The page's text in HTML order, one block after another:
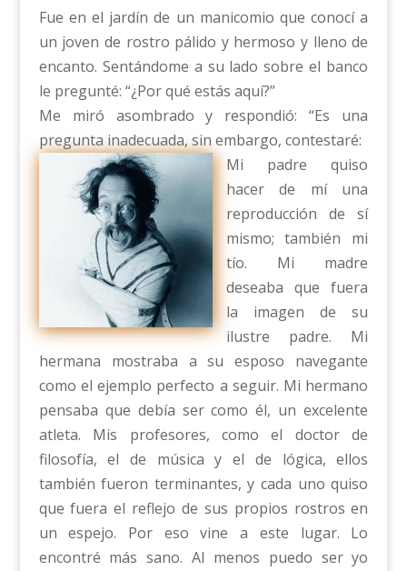
Fue en el jardín de un manicomio que conocí a
un joven de rostro pálido y hermoso y lleno de
encanto. Sentándome a su lado sobre el banco
le pregunté: “¿Por qué estás aquí?”
Me miró asombrado y respondió: “Es una
pregunta inadecuada, sin embargo, contestaré:
Mi padre quiso
hacer de mí una
reproducción de sí
mismo; también mi
tío. Mi madre
deseaba que fuera
la imagen de su
ilustre padre. Mi
hermana mostraba a su esposo navegante
como el ejemplo perfecto a seguir. Mi hermano
pensaba que debía ser como él, un excelente
atleta. Mis profesores, como el doctor de
filosofía, el de música y el de lógica, ellos
también fueron terminantes, y cada uno quiso
que fuera el reflejo de sus propios rostros en
un espejo. Por eso vine a este lugar. Lo
encontré más sano. Al menos puedo ser yo